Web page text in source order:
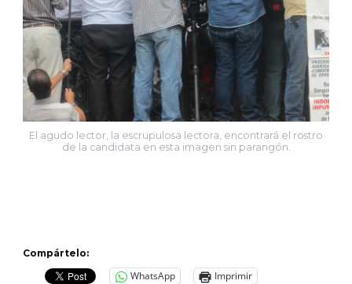
El agudo lector, la escrupulosa lectora, encontrará el rostro
de la candidata en esta imagen sin parangón.
Compártelo:
WhatsApp
Imprimir